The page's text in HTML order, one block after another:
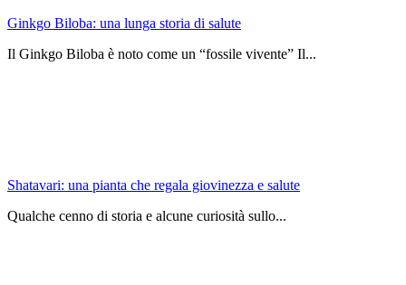
Ginkgo Biloba: una lunga storia di salute
Il Ginkgo Biloba è noto come un “fossile vivente” Il...
Shatavari: una pianta che regala giovinezza e salute
Qualche cenno di storia e alcune curiosità sullo...